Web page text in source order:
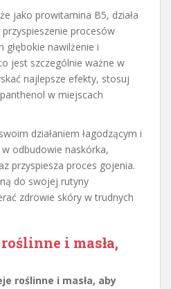
jako prowitamina B5, działa
procesów
nawilżenie i
jest szczególnie ważne w
najlepsze efekty, stosuj
w miejscach
działaniem łagodzącym i
odbudowie naskórka,
przyspiesza proces gojenia.
do swojej rutyny
zdrowie skóry w trudnych
i masła,
roślinne i masła, aby